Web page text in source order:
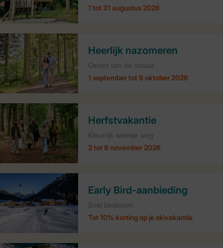
1 tot 31 augustus 2026
Heerlijk nazomeren
Geniet van de natuur
1 september tot 9 oktober 2026
Herfstvakantie
Kleurrijk weekje weg
2 tot 8 november 2026
Early Bird-aanbieding
Snel beslissen
Tot 10% korting op je skivakantie